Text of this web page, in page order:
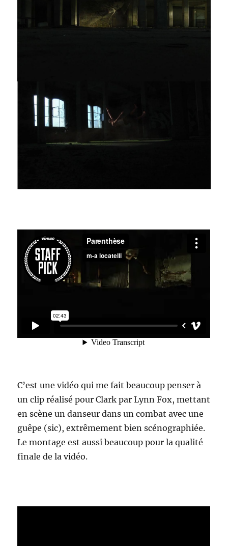
C’est une vidéo qui me fait beaucoup penser à
un clip réalisé pour Clark par Lynn Fox, mettant
en scène un danseur dans un combat avec une
guêpe (sic), extrêmement bien scénographiée.
Le montage est aussi beaucoup pour la qualité
finale de la vidéo.